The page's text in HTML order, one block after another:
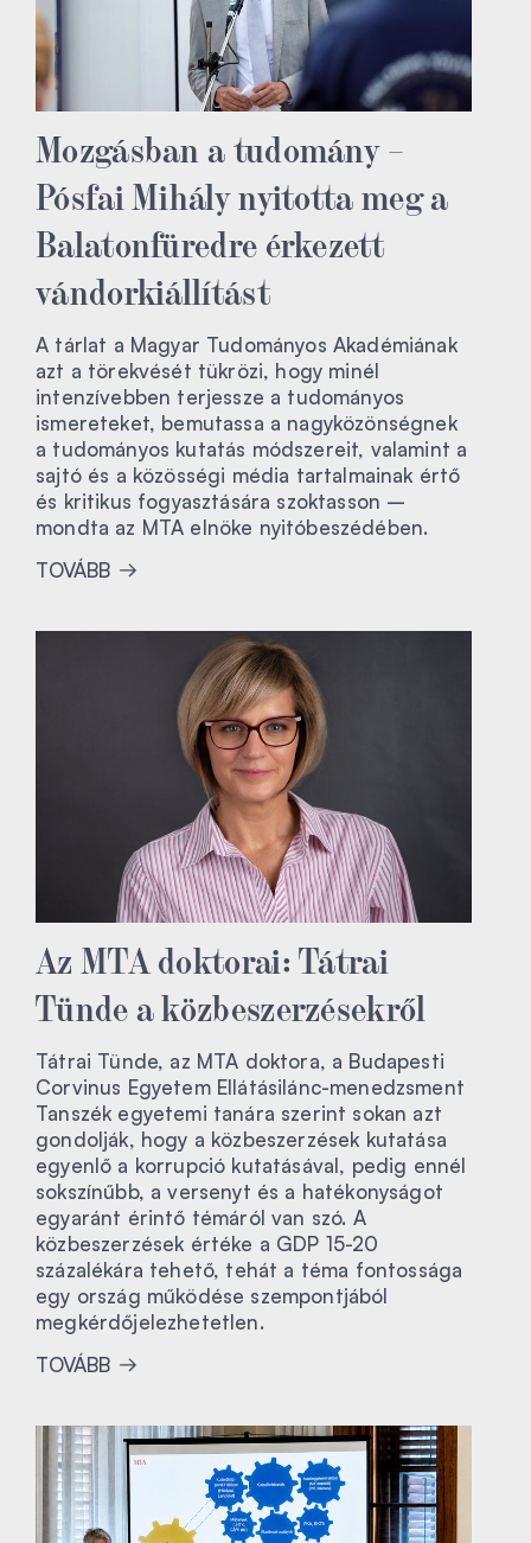
Mozgásban a tudomány –
Pósfai Mihály nyitotta meg a
Balatonfüredre érkezett
vándorkiállítást
A tárlat a Magyar Tudományos Akadémiának
azt a törekvését tükrözi, hogy minél
intenzívebben terjessze a tudományos
ismereteket, bemutassa a nagyközönségnek
a tudományos kutatás módszereit, valamint a
sajtó és a közösségi média tartalmainak értő
és kritikus fogyasztására szoktasson –
mondta az MTA elnöke nyitóbeszédében.
TOVÁBB
Az MTA doktorai: Tátrai
Tünde a közbeszerzésekről
Tátrai Tünde, az MTA doktora, a Budapesti
Corvinus Egyetem Ellátásilánc-menedzsment
Tanszék egyetemi tanára szerint sokan azt
gondolják, hogy a közbeszerzések kutatása
egyenlő a korrupció kutatásával, pedig ennél
sokszínűbb, a versenyt és a hatékonyságot
egyaránt érintő témáról van szó. A
közbeszerzések értéke a GDP 15-20
százalékára tehető, tehát a téma fontossága
egy ország működése szempontjából
megkérdőjelezhetetlen.
TOVÁBB